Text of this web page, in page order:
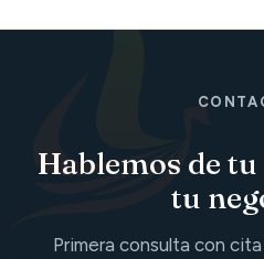
Hablemos de
tu
Primera consulta con